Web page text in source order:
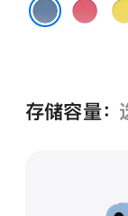
粉
黄
存储容量：